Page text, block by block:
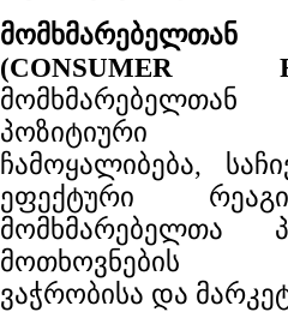
(CONSUMER
პოზიტიური
ჩამოყალიბება,
ეფექტური
მომხმარებელთა
მოთხოვნების
ვაჭრობისა და